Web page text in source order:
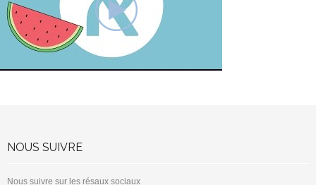
NOUS SUIVRE
Nous suivre sur les résaux sociaux